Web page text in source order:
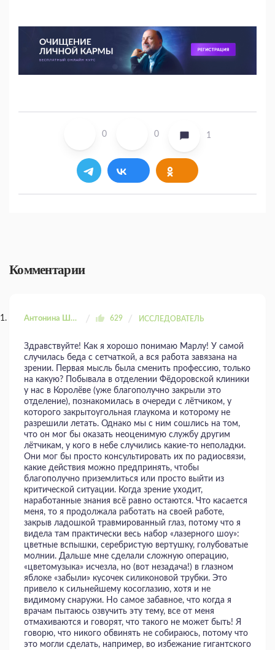
0 0 1
Комментарии
Антонина Шахтаренко 629 ИССЛЕДОВАТЕЛЬ
Здравствуйте! Как я хорошо понимаю Марлу! У самой
случилась беда с сетчаткой, а вся работа завязана на
зрении. Первая мысль была сменить профессию, только
на какую? Побывала в отделении Фёдоровской клиники
у нас в Королёве (уже благополучно закрыли это
отделение), познакомилась в очереди с лётчиком, у
которого закрытоугольная глаукома и которому не
разрешили летать. Однако мы с ним сошлись на том,
что он мог бы оказать неоценимую службу другим
лётчикам, у кого в небе случились какие-то неполадки.
Они мог бы просто консультировать их по радиосвязи,
какие действия можно предпринять, чтобы
благополучно приземлиться или просто выйти из
критической ситуации. Когда зрение уходит,
наработанные знания всё равно остаются. Что касается
меня, то я продолжала работать на своей работе,
закрыв ладошкой травмированный глаз, потому что я
видела там практически весь набор «лазерного шоу»:
цветные вспышки, серебристую вертушку, голубоватые
молнии. Дальше мне сделали сложную операцию,
«цветомузыка» исчезла, но (вот незадача!) в глазном
яблоке «забыли» кусочек силиконовой трубки. Это
привело к сильнейшему косоглазию, хотя и не
видимому снаружи. Но самое забавное, что когда я
врачам пытаюсь озвучить эту тему, все от меня
отмахиваются и говорят, что такого не может быть! Я
говорю, что никого обвинять не собираюсь, потому что
это могли сделать, например, во избежание гигантского